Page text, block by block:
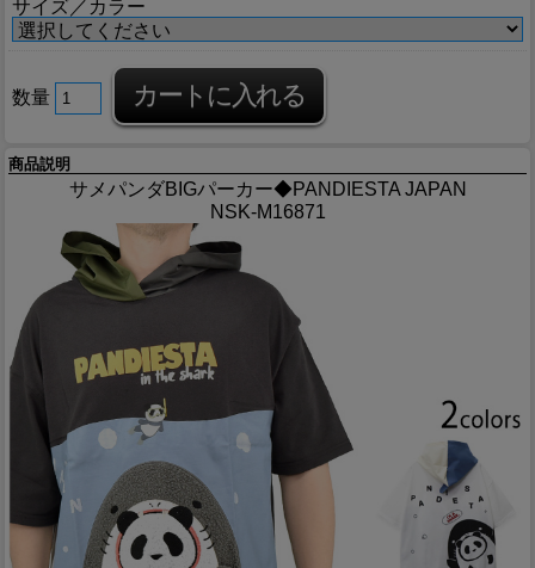
サイズ／カラー
数量
商品説明
サメパンダBIGパーカー◆PANDIESTA JAPAN
NSK-M16871